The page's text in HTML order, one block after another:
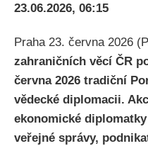
23.06.2026, 06:15
Praha 23. června 2026
zahraničních věcí ČR
června 2026 tradiční
vědecké diplomacii.
ekonomické
veřejné správy,